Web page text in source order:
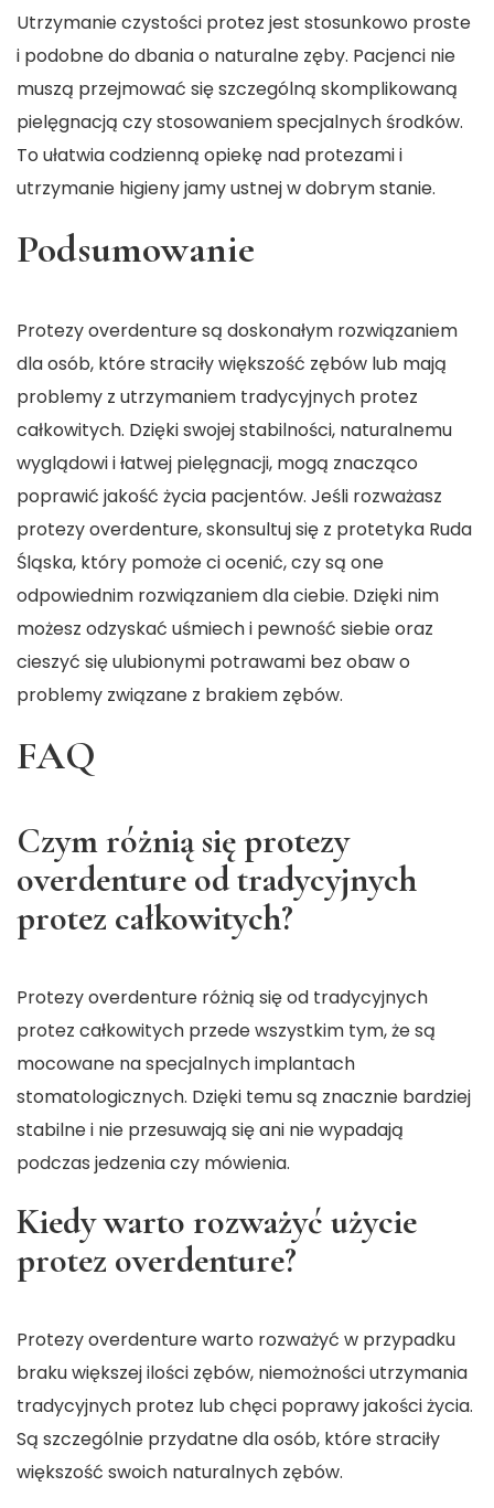
Utrzymanie czystości protez jest stosunkowo proste
i podobne do dbania o naturalne zęby. Pacjenci nie
muszą przejmować się szczególną skomplikowaną
pielęgnacją czy stosowaniem specjalnych środków.
To ułatwia codzienną opiekę nad protezami i
utrzymanie higieny jamy ustnej w dobrym stanie.
Podsumowanie
Protezy overdenture są doskonałym rozwiązaniem
dla osób, które straciły większość zębów lub mają
problemy z utrzymaniem tradycyjnych protez
całkowitych. Dzięki swojej stabilności, naturalnemu
wyglądowi i łatwej pielęgnacji, mogą znacząco
poprawić jakość życia pacjentów. Jeśli rozważasz
protezy overdenture, skonsultuj się z protetyka Ruda
Śląska, który pomoże ci ocenić, czy są one
odpowiednim rozwiązaniem dla ciebie. Dzięki nim
możesz odzyskać uśmiech i pewność siebie oraz
cieszyć się ulubionymi potrawami bez obaw o
problemy związane z brakiem zębów.
FAQ
Czym różnią się protezy
overdenture od tradycyjnych
protez całkowitych?
Protezy overdenture różnią się od tradycyjnych
protez całkowitych przede wszystkim tym, że są
mocowane na specjalnych implantach
stomatologicznych. Dzięki temu są znacznie bardziej
stabilne i nie przesuwają się ani nie wypadają
podczas jedzenia czy mówienia.
Kiedy warto rozważyć użycie
protez overdenture?
Protezy overdenture warto rozważyć w przypadku
braku większej ilości zębów, niemożności utrzymania
tradycyjnych protez lub chęci poprawy jakości życia.
Są szczególnie przydatne dla osób, które straciły
większość swoich naturalnych zębów.